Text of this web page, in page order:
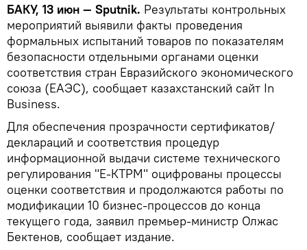
БАКУ, 13 июн — Sputnik. Результаты контрольных
мероприятий выявили факты проведения
формальных испытаний товаров по показателям
безопасности отдельными органами оценки
соответствия стран Евразийского экономического
союза (ЕАЭС), сообщает казахстанский сайт In
Business.
Для обеспечения прозрачности сертификатов/
деклараций и соответствия процедур
информационной выдачи системе технического
регулирования "Е-КТРМ" оцифрованы процессы
оценки соответствия и продолжаются работы по
модификации 10 бизнес-процессов до конца
текущего года, заявил премьер-министр Олжас
Бектенов, сообщает издание.